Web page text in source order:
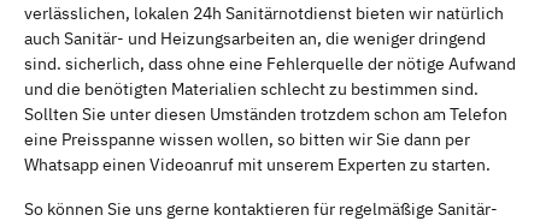
verlässlichen, lokalen 24h Sanitärnotdienst bieten wir natürlich
auch Sanitär- und Heizungsarbeiten an, die weniger dringend
sind. sicherlich, dass ohne eine Fehlerquelle der nötige Aufwand
und die benötigten Materialien schlecht zu bestimmen sind.
Sollten Sie unter diesen Umständen trotzdem schon am Telefon
eine Preisspanne wissen wollen, so bitten wir Sie dann per
Whatsapp einen Videoanruf mit unserem Experten zu starten.
So können Sie uns gerne kontaktieren für regelmäßige Sanitär-